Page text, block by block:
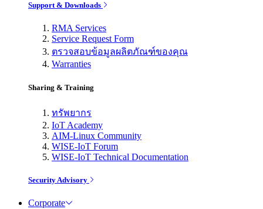
Support & Downloads
RMA Services
Service Request Form
ตรวจสอบข้อมูลผลิตภัณฑ์ของคุณ
Warranties
Sharing & Training
ทรัพยากร
IoT Academy
AIM-Linux Community
WISE-IoT Forum
WISE-IoT Technical Documentation
Security Advisory
Corporate